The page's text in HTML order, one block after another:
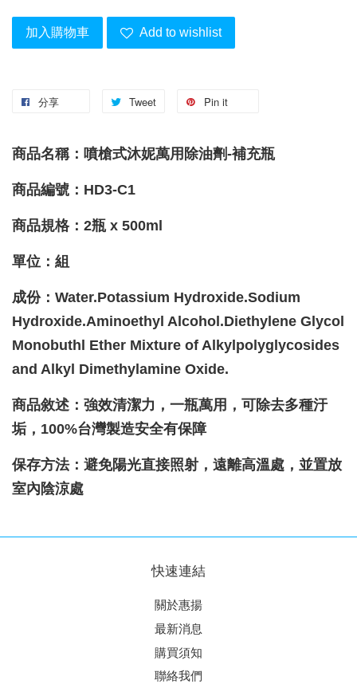
加入購物車 Add to wishlist
分享 Tweet Pin it
商品名稱：噴槍式沐妮萬用除油劑-補充瓶
商品編號：HD3-C1
商品規格：2瓶 x 500ml
單位：組
成份：Water.Potassium Hydroxide.Sodium
Hydroxide.Aminoethyl Alcohol.Diethylene Glycol
Monobuthl Ether Mixture of Alkylpolyglycosides
and Alkyl Dimethylamine Oxide.
商品敘述：強效清潔力，一瓶萬用，可除去多種汙
垢，100%台灣製造安全有保障
保存方法：避免陽光直接照射，遠離高溫處，並置放
室內陰涼處
快速連結
關於惠揚
最新消息
購買須知
聯絡我們